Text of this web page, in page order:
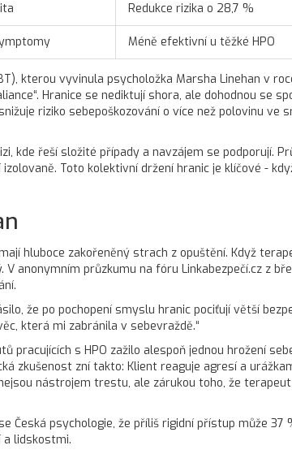
Redukce rizika o 28,7 %
Méně efektivní u těžké HPO
kterou vyvinula psycholožka Marsha Linehan v
Hranice se nediktují shora, ale dohodnou se
riziko sebepoškozování o více než polovinu ve
kde řeší složité případy a navzájem se podporují.
Toto kolektivní držení hranic je klíčové -
hluboce zakořeněný strach z opuštění. Když
anonymním průzkumu na fóru Linkabezpečí.cz z
že po pochopení smyslu hranic pociťují větší
která mi zabránila v sebevraždě.“
s HPO zažilo alespoň jednou hrožení
zkušenost zní takto: Klient reaguje agresí a
nástrojem trestu, ale zárukou toho, že
Česká psychologie, že příliš rigidní přístup může
a lidskostmi.